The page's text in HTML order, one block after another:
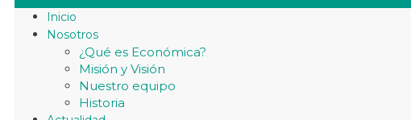
Inicio
Nosotros
¿Qué es Económica?
Misión y Visión
Nuestro equipo
Historia